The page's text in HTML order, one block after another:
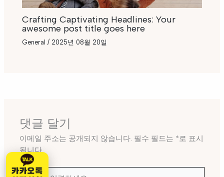
Crafting Captivating Headlines: Your
awesome post title goes here
General / 2025년 08월 20일
댓글 달기
이메일 주소는 공개되지 않습니다. 필수 필드는 *로 표시
됩니다
여